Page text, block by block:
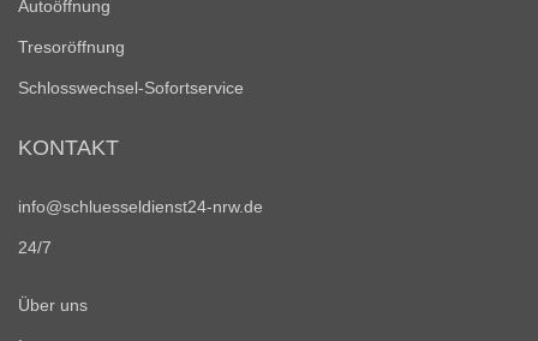
Autoöffnung
Tresoröffnung
Schlosswechsel-Sofortservice
KONTAKT
info@schluesseldienst24-nrw.de
24/7
Über uns